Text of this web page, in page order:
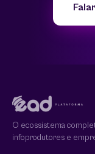
O ecossistema
infoprodutores e